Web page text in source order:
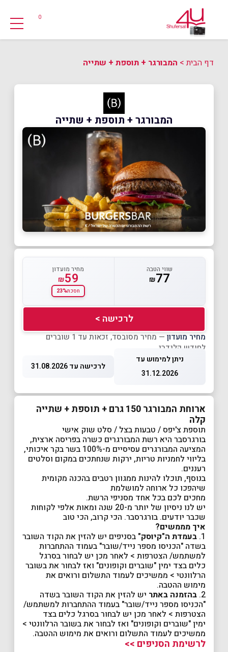
0
דף הבית> המבורגר + תוספת + שתייה
המבורגר + תוספת + שתייה
שווי הטבה
₪77
מחיר מועדון
₪59
חסכת23%
לרכישה >
מחיר מועדון
— מחיר מסובסד, זכאות עד 1 שוברים
לחודש קלנדרי
ניתן למימוש עד
31.12.2026
לרכישה עד 31.08.2026
ארוחת המבורגר 150 גרם + תוספת + שתייה
קלה
תוספת צ'יפס / טבעות בצל / סלט שוק אישי
בורגרסבר היא רשת המבורגרים כשרה בפריסה ארצית,
המציעה המבורגרים עסיסיים מ-100% בשר בקר איכותי,
בליווי לחמניות טריות, ירקות שנחתכים במקום וסלטים
רעננים.
בנוסף, תוכלו להינות ממגוון רטבים בהכנה מקומית
שיהפכו כל ארוחה למושלמת
מחכים לכם בכל אחד מסניפי הרשת.
יש לנו ניסיון של יותר מ-20 שנה ומאות אלפי לקוחות
שכבר יודעים. בורגרסבר. הכי קרוב, הכי טוב
איך מממשים?
1. בעמדת ה"קיוסק" בסניפים יש להזין את הקוד השובר
בשדה "הכניסו מספר נייד/שובר" בעמוד ההתחברות
למשתמש/ הצטרפות > לאחר מכן יש לבחור בסרגל
כלים בצד ימין "שוברים וקופונים" ואז לבחור את בשובר
הרלוונטי > ממשיכים לעמוד התשלום ורואים את
מימוש ההטבה.
2. בהזמנה באתר יש להזין את הקוד השובר בשדה
"הכניסו מספר נייד/שובר" בעמוד ההתחברות למשתמש/
הצטרפות > לאחר מכן יש לבחור בסרגל כלים בצד
ימין "שוברים וקופונים" ואז לבחור את בשובר הרלוונטי >
ממשיכים לעמוד התשלום ורואים את מימוש ההטבה.
לרשימת הסניפים >>